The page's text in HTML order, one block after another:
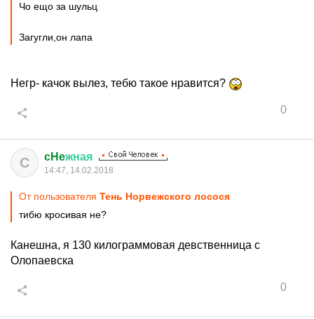
Чо ещо за шульц
Загугли,он лапа
Негр- качок вылез, тебю такое нравится?
0
C cHeжная
14:47, 14.02.2018
От пользователя Тень Норвежского лосося
тибю кросивая не?
Канешна, я 130 килограммовая девственница с
Олопаевска
0